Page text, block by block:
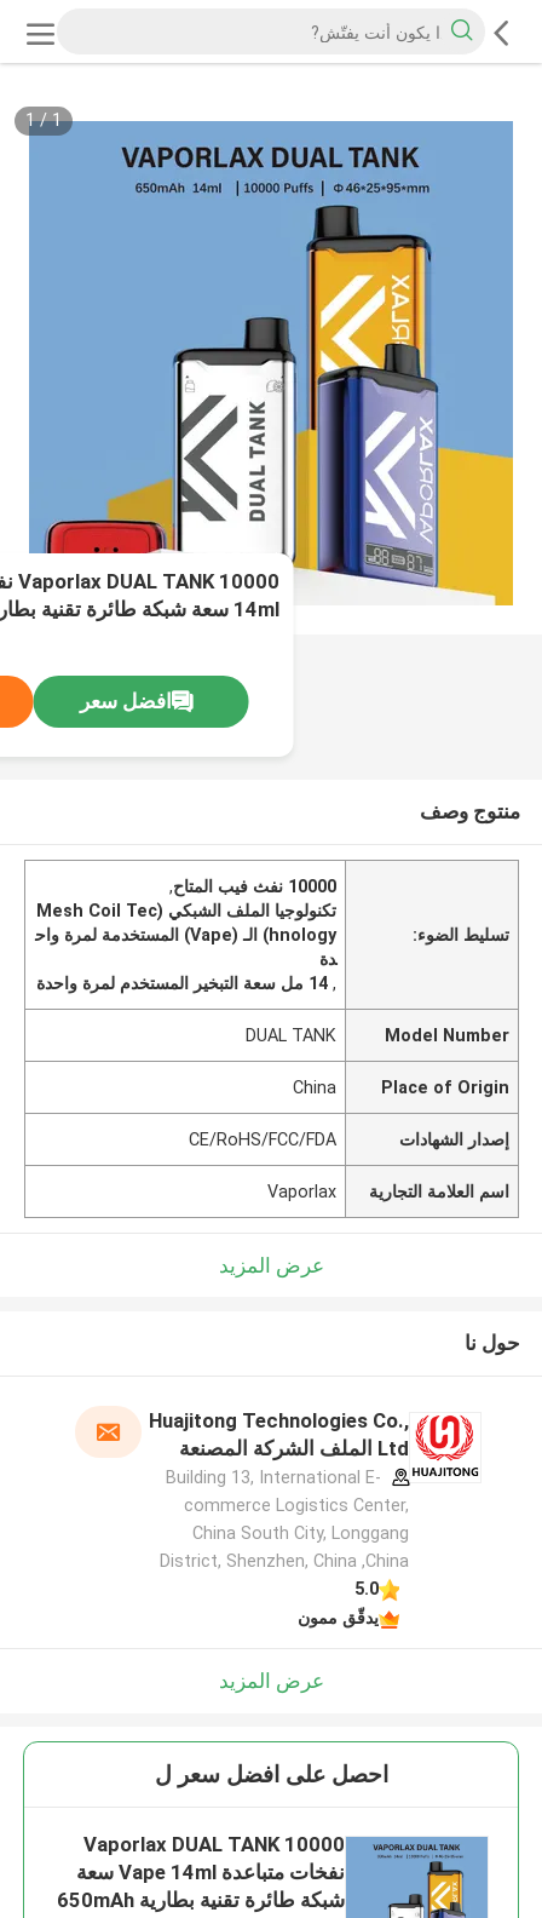
1
/
1
14ml سعة شبكة طائرة تقنية بطارية 650mAh
افضل سعر
منتوج وصف
تسليط الضوء:
10000 نفث فيب المتاح
,
تكنولوجيا الملف الشبكي (Mesh Coil Tec
hnology) الـ (Vape) المستخدمة لمرة واح
دة
,14 مل سعة التبخير المستخدم لمرة واحدة
Model Number
DUAL TANK
Place of Origin
China
إصدار الشهادات CE/RoHS/FCC/FDA
اسم العلامة التجارية Vaporlax
عرض المزيد
حول نا
Huajitong Technologies Co.,
Ltd الملف الشركة المصنعة
Building 13, International E-
commerce Logistics Center,
China South City, Longgang
District, Shenzhen, China ,China
5.0
يدقّق ممون
عرض المزيد
احصل على افضل سعر ل
Vaporlax DUAL TANK 10000
نفخات متباعدة Vape 14ml سعة
شبكة طائرة تقنية بطارية 650mAh